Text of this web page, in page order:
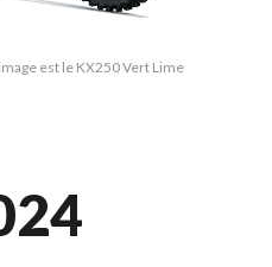
est le KX250 Vert Lime